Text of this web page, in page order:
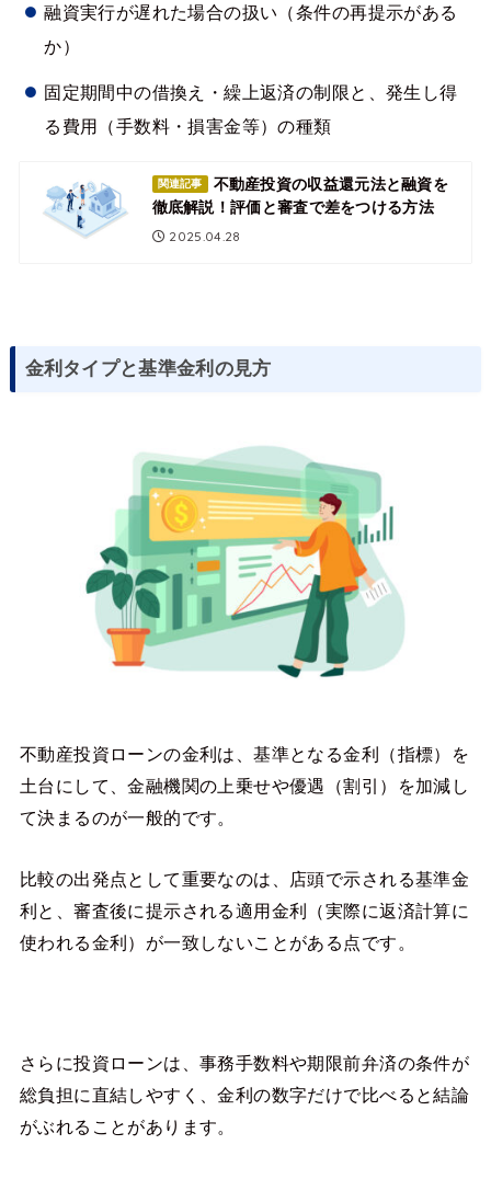
融資実行が遅れた場合の扱い（条件の再提示がある
か）
固定期間中の借換え・繰上返済の制限と、発生し得
る費用（手数料・損害金等）の種類
関連記事
不動産投資の収益還元法と融資を
徹底解説！評価と審査で差をつける方法
2025.04.28
金利タイプと基準金利の見方
不動産投資ローンの金利は、基準となる金利（指標）を
土台にして、金融機関の上乗せや優遇（割引）を加減し
て決まるのが一般的です。
比較の出発点として重要なのは、店頭で示される基準金
利と、審査後に提示される適用金利（実際に返済計算に
使われる金利）が一致しないことがある点です。
さらに投資ローンは、事務手数料や期限前弁済の条件が
総負担に直結しやすく、金利の数字だけで比べると結論
がぶれることがあります。